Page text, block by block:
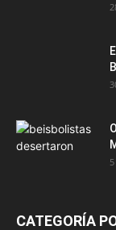
CATEGORÍA